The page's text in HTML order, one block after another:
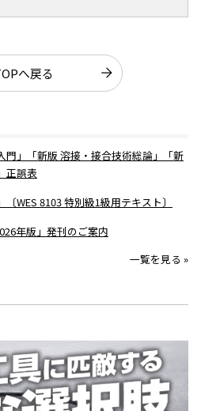
へ戻る
門」「新版 溶接・接合技術総論」「新
正誤表
WES 8103 特別級1級用テキスト〕
年版」発刊のご案内
一覧を見る »